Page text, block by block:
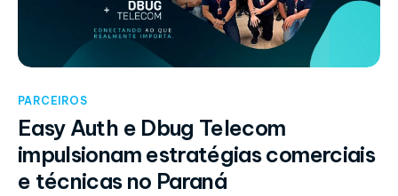
PARCEIROS
Easy Auth e Dbug Telecom
impulsionam estratégias comerciais
e técnicas no Paraná